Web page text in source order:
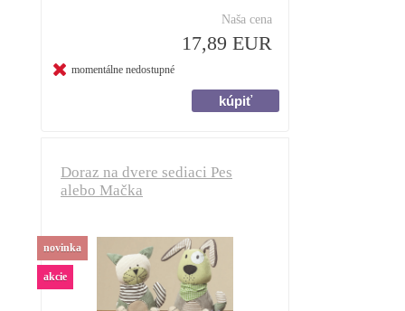
Naša cena
17,89 EUR
momentálne nedostupné
Doraz na dvere sediaci Pes
alebo Mačka
novinka
akcie